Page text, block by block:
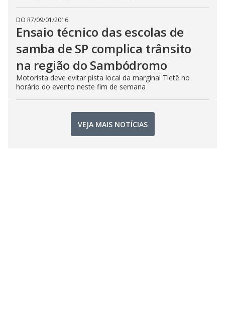
DO R7/09/01/2016
Ensaio técnico das escolas de
samba de SP complica trânsito
na região do Sambódromo
Motorista deve evitar pista local da marginal Tietê no
horário do evento neste fim de semana
VEJA MAIS NOTÍCIAS